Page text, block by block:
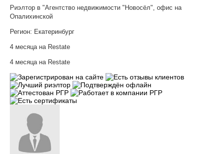
Риэлтор в "Агентство недвижимости "Новосёл", офис на
Опалихинской
Регион: Екатеринбург
4 месяца на Restate
4 месяца на Restate